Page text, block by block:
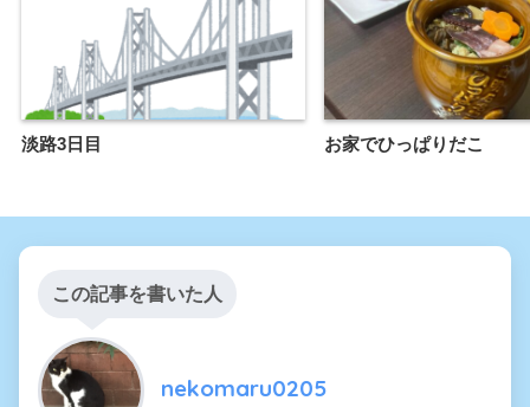
淡路3日目 お家でひっぱりだこ
この記事を書いた人
nekomaru0205